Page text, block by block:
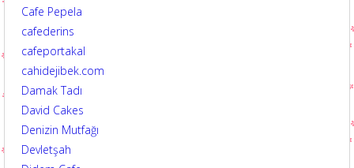
Cafe Pepela
cafederins
cafeportakal
cahidejibek.com
Damak Tadı
David Cakes
Denizin Mutfağı
Devletşah